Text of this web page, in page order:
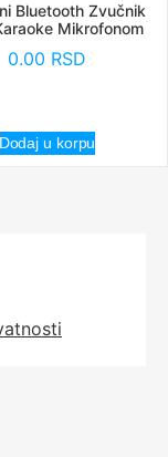
Bluetooth Zvučnik
Mikrofonom
0.00 RSD
Dodaj u korpu